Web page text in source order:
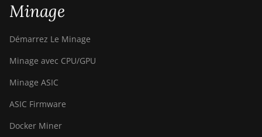
Minage
Démarrez Le Minage
Minage avec CPU/GPU
Minage ASIC
ASIC Firmware
Docker Miner